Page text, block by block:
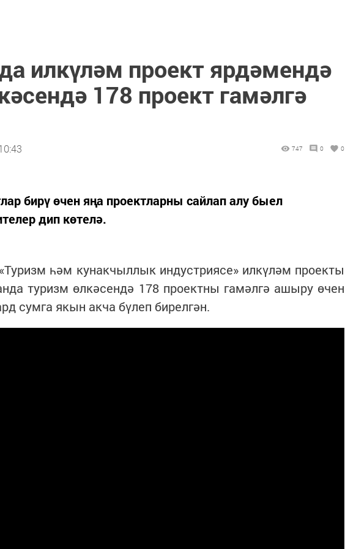
илкүләм проект ярдәмендә
178 проект гамәлгә
747 0 0
бирү өчен яңа проектларны сайлап алу быел
дип көтелә.
һәм кунакчыллык индустриясе» илкүләм проекты
туризм өлкәсендә 178 проектны гамәлгә ашыру өчен
сумга якын акча бүлеп бирелгән.